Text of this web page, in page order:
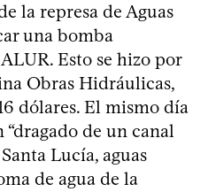
la represa de Aguas
una bomba
Esto se hizo por
Obras Hidráulicas,
dólares. El mismo día
“dragado de un canal
Lucía, aguas
de agua de la